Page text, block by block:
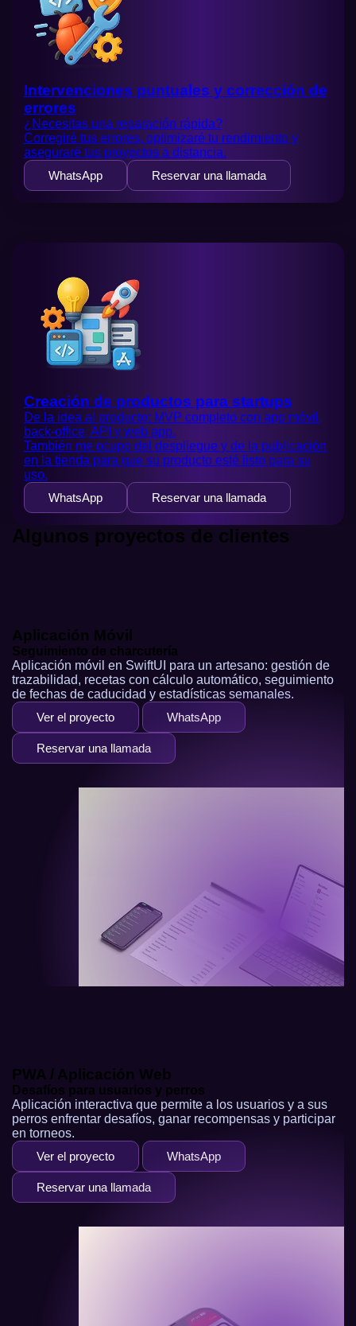
Intervenciones puntuales y corrección de
errores
¿Necesitas una reparación rápida?
Corregiré tus errores, optimizaré tu rendimiento y
aseguraré tus proyectos a distancia.
WhatsApp
Reservar una llamada
Creación de productos para startups
De la idea al producto: MVP completo con app móvil,
back-office, API y web app.
También me ocupo del despliegue y de la publicación
en la tienda para que su producto esté listo para su
uso.
WhatsApp
Reservar una llamada
Algunos proyectos de clientes
Aplicación Móvil
Seguimiento de charcutería
Aplicación móvil en SwiftUI para un artesano: gestión de
trazabilidad, recetas con cálculo automático, seguimiento
de fechas de caducidad y estadísticas semanales.
Ver el proyecto
WhatsApp
Reservar una llamada
PWA / Aplicación Web
Desafíos para usuarios y perros
Aplicación interactiva que permite a los usuarios y a sus
perros enfrentar desafíos, ganar recompensas y participar
en torneos.
Ver el proyecto
WhatsApp
Reservar una llamada